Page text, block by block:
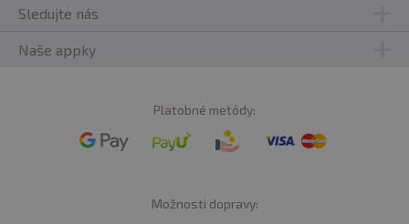
Sledujte nás
Naše appky
Platobné metódy:
Možnosti dopravy: